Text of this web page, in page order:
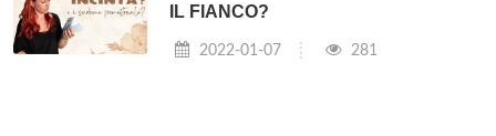
IL FIANCO?
2022-01-07 281